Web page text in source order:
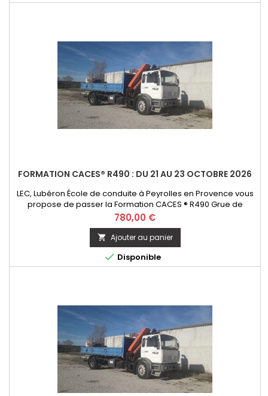
FORMATION CACES® R490 : DU 21 AU 23 OCTOBRE 2026
LEC, Lubéron École de conduite à Peyrolles en Provence vous
propose de passer la Formation CACES ® R490 Grue de
chargement - option télécommande. Initial ou Recyclage
Prix
780,00 €
 Ajouter au panier
 Disponible